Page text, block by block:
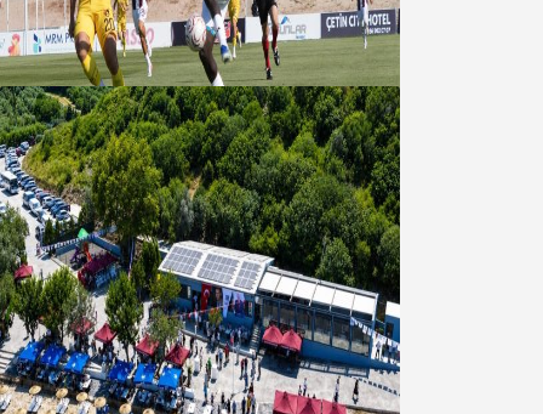
Bandırmaspor’dan 3 gollü başlangıç
08 Ağustos 2026
Bandırma Belediyesinden
Şirinçavuş’a hayat veren tesis
08 Ağustos 2026